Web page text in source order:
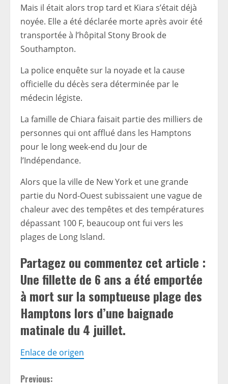
Mais il était alors trop tard et Kiara s’était déjà
noyée. Elle a été déclarée morte après avoir été
transportée à l’hôpital Stony Brook de
Southampton.
La police enquête sur la noyade et la cause
officielle du décès sera déterminée par le
médecin légiste.
La famille de Chiara faisait partie des milliers de
personnes qui ont afflué dans les Hamptons
pour le long week-end du Jour de
l’Indépendance.
Alors que la ville de New York et une grande
partie du Nord-Ouest subissaient une vague de
chaleur avec des tempêtes et des températures
dépassant 100 F, beaucoup ont fui vers les
plages de Long Island.
Partagez ou commentez cet article :
Une fillette de 6 ans a été emportée
à mort sur la somptueuse plage des
Hamptons lors d’une baignade
matinale du 4 juillet.
Enlace de origen
Previous: